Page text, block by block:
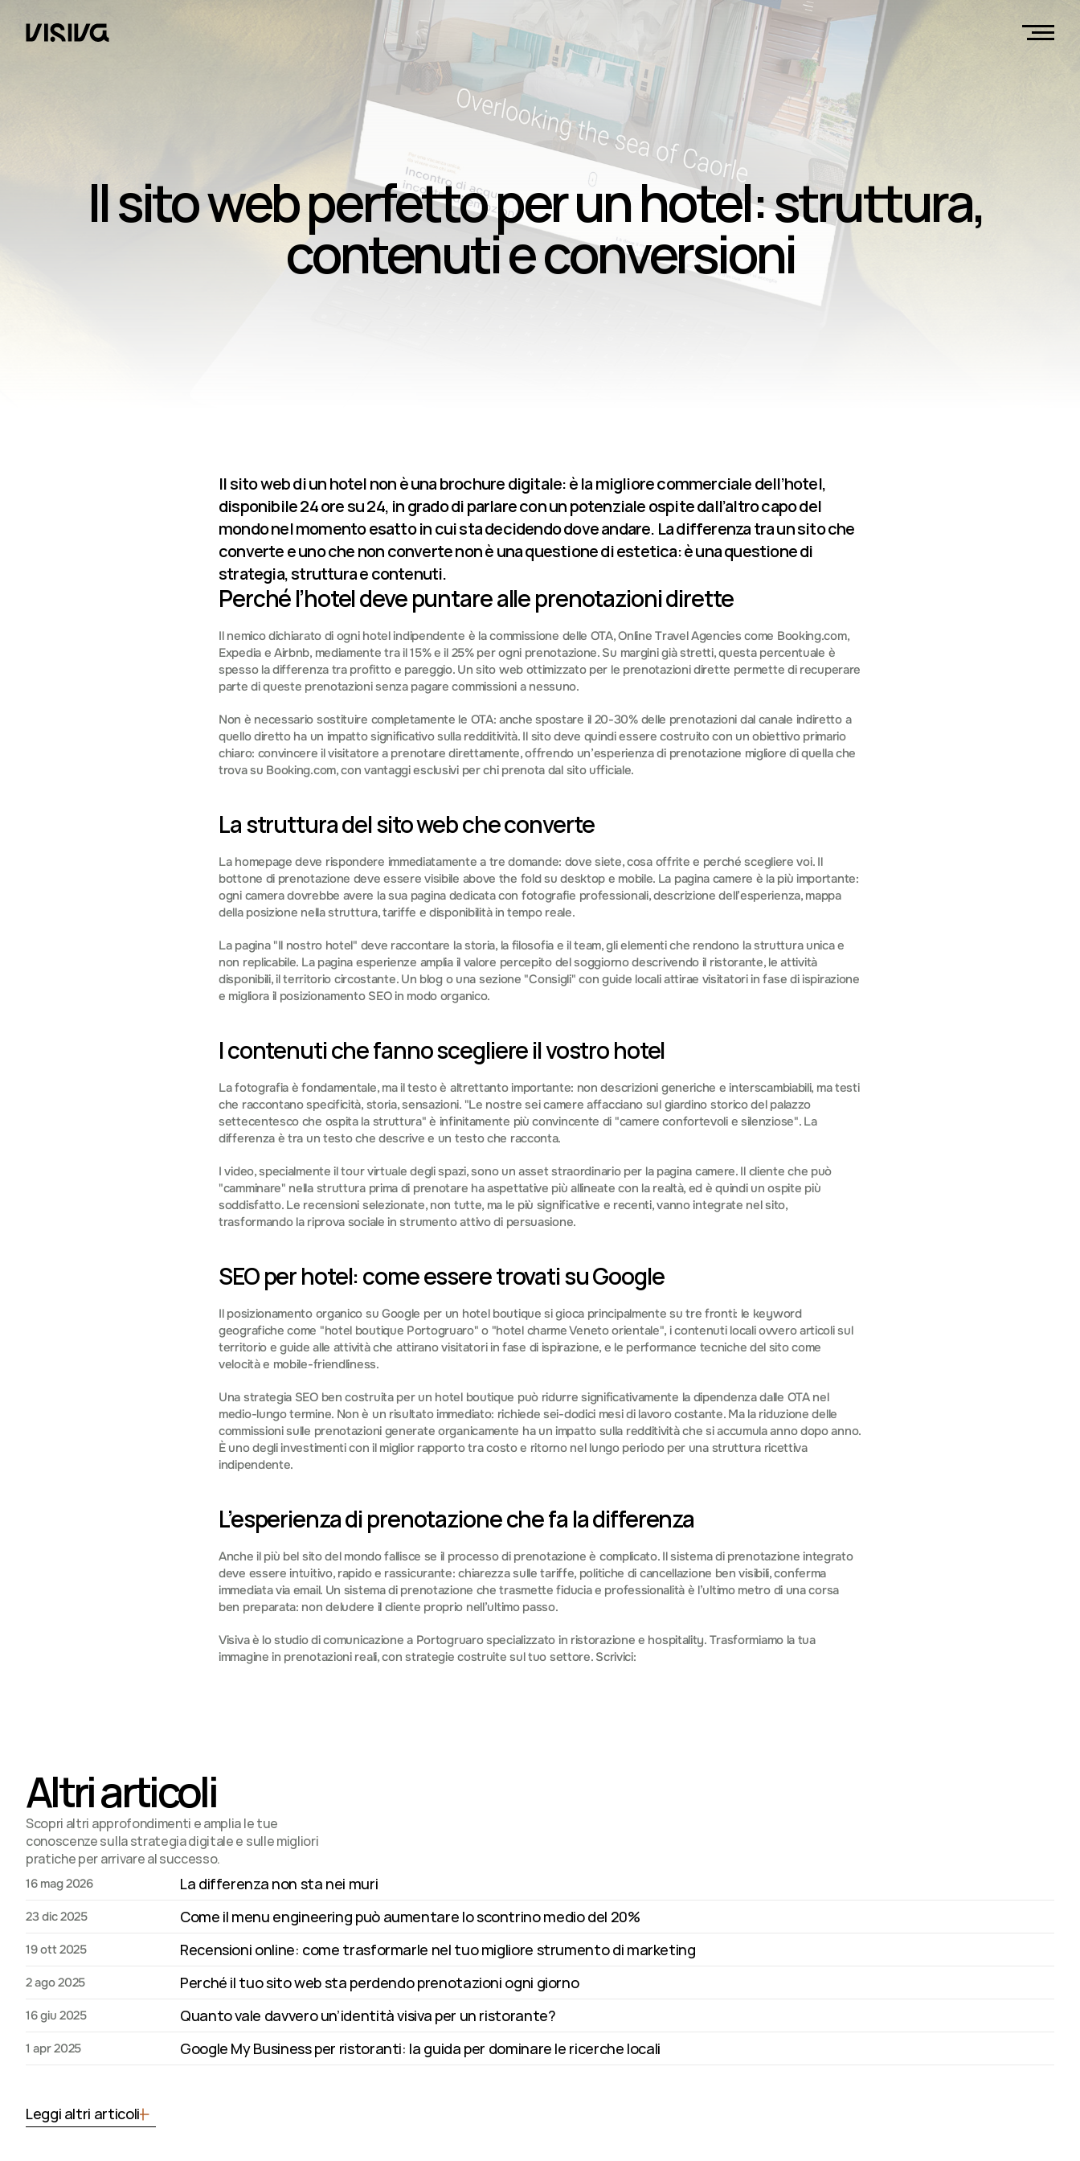
Il sito web perfetto per un hotel: struttura,
contenuti e conversioni
Il sito web di un hotel non è una brochure digitale: è la migliore commerciale dell’hotel,
disponibile 24 ore su 24, in grado di parlare con un potenziale ospite dall’altro capo del
mondo nel momento esatto in cui sta decidendo dove andare. La differenza tra un sito che
converte e uno che non converte non è una questione di estetica: è una questione di
strategia, struttura e contenuti.
Perché l’hotel deve puntare alle prenotazioni dirette
Il nemico dichiarato di ogni hotel indipendente è la commissione delle OTA, Online Travel Agencies come Booking.com,
Expedia e Airbnb, mediamente tra il 15% e il 25% per ogni prenotazione. Su margini già stretti, questa percentuale è
spesso la differenza tra profitto e pareggio. Un sito web ottimizzato per le prenotazioni dirette permette di recuperare
parte di queste prenotazioni senza pagare commissioni a nessuno.
Non è necessario sostituire completamente le OTA: anche spostare il 20-30% delle prenotazioni dal canale indiretto a
quello diretto ha un impatto significativo sulla redditività. Il sito deve quindi essere costruito con un obiettivo primario
chiaro: convincere il visitatore a prenotare direttamente, offrendo un’esperienza di prenotazione migliore di quella che
trova su Booking.com, con vantaggi esclusivi per chi prenota dal sito ufficiale.
La struttura del sito web che converte
La homepage deve rispondere immediatamente a tre domande: dove siete, cosa offrite e perché scegliere voi. Il
bottone di prenotazione deve essere visibile above the fold su desktop e mobile. La pagina camere è la più importante:
ogni camera dovrebbe avere la sua pagina dedicata con fotografie professionali, descrizione dell’esperienza, mappa
della posizione nella struttura, tariffe e disponibilità in tempo reale.
La pagina "Il nostro hotel" deve raccontare la storia, la filosofia e il team, gli elementi che rendono la struttura unica e
non replicabile. La pagina esperienze amplia il valore percepito del soggiorno descrivendo il ristorante, le attività
disponibili, il territorio circostante. Un blog o una sezione "Consigli" con guide locali attirae visitatori in fase di ispirazione
e migliora il posizionamento SEO in modo organico.
I contenuti che fanno scegliere il vostro hotel
La fotografia è fondamentale, ma il testo è altrettanto importante: non descrizioni generiche e interscambiabili, ma testi
che raccontano specificità, storia, sensazioni. "Le nostre sei camere affacciano sul giardino storico del palazzo
settecentesco che ospita la struttura" è infinitamente più convincente di "camere confortevoli e silenziose". La
differenza è tra un testo che descrive e un testo che racconta.
I video, specialmente il tour virtuale degli spazi, sono un asset straordinario per la pagina camere. Il cliente che può
"camminare" nella struttura prima di prenotare ha aspettative più allineate con la realtà, ed è quindi un ospite più
soddisfatto. Le recensioni selezionate, non tutte, ma le più significative e recenti, vanno integrate nel sito,
trasformando la riprova sociale in strumento attivo di persuasione.
SEO per hotel: come essere trovati su Google
Il posizionamento organico su Google per un hotel boutique si gioca principalmente su tre fronti: le keyword
geografiche come "hotel boutique Portogruaro" o "hotel charme Veneto orientale", i contenuti locali ovvero articoli sul
territorio e guide alle attività che attirano visitatori in fase di ispirazione, e le performance tecniche del sito come
velocità e mobile-friendliness.
Una strategia SEO ben costruita per un hotel boutique può ridurre significativamente la dipendenza dalle OTA nel
medio-lungo termine. Non è un risultato immediato: richiede sei-dodici mesi di lavoro costante. Ma la riduzione delle
commissioni sulle prenotazioni generate organicamente ha un impatto sulla redditività che si accumula anno dopo anno.
È uno degli investimenti con il miglior rapporto tra costo e ritorno nel lungo periodo per una struttura ricettiva
indipendente.
L’esperienza di prenotazione che fa la differenza
Anche il più bel sito del mondo fallisce se il processo di prenotazione è complicato. Il sistema di prenotazione integrato
deve essere intuitivo, rapido e rassicurante: chiarezza sulle tariffe, politiche di cancellazione ben visibili, conferma
immediata via email. Un sistema di prenotazione che trasmette fiducia e professionalità è l’ultimo metro di una corsa
ben preparata: non deludere il cliente proprio nell’ultimo passo.
Visiva è lo studio di comunicazione a Portogruaro specializzato in ristorazione e hospitality. Trasformiamo la tua
immagine in prenotazioni reali, con strategie costruite sul tuo settore. Scrivici:
Altri articoli
Scopri altri approfondimenti e amplia le tue
conoscenze sulla strategia digitale e sulle migliori
pratiche per arrivare al successo.
16 mag 2026 La differenza non sta nei muri
23 dic 2025 Come il menu engineering può aumentare lo scontrino medio del 20%
19 ott 2025 Recensioni online: come trasformarle nel tuo migliore strumento di marketing
2 ago 2025 Perché il tuo sito web sta perdendo prenotazioni ogni giorno
16 giu 2025 Quanto vale davvero un’identità visiva per un ristorante?
1 apr 2025 Google My Business per ristoranti: la guida per dominare le ricerche locali
Leggi altri articoli